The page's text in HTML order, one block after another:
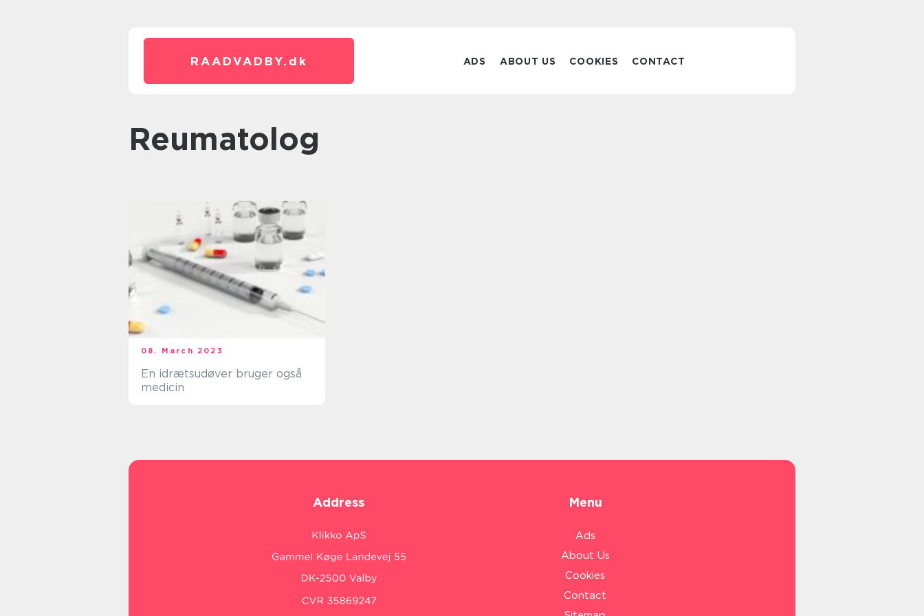
RAADVADBY. dk ADS ABOUT US COOKIES CONTACT
reumatolog
08. March 2023
En idrætsudøver bruger også
medicin
Address Menu
Ads
About Us
Cookies
Contact